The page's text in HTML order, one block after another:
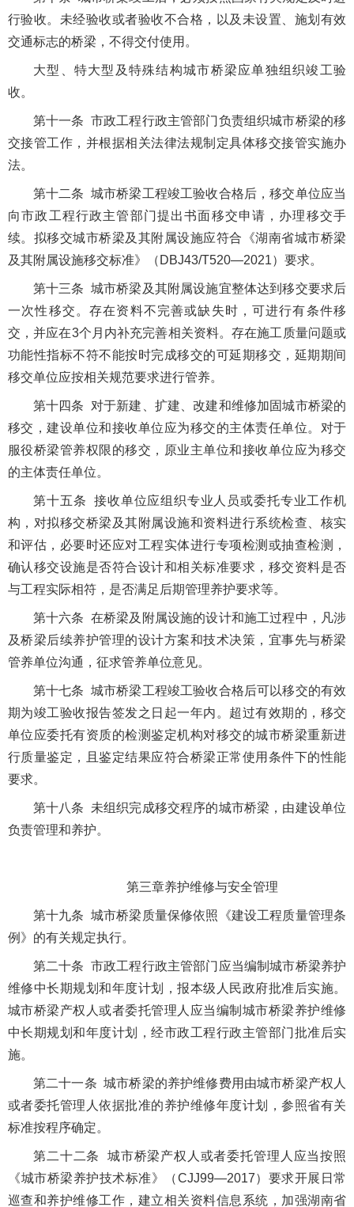
行验收。未经验收或者验收不合格，以及未设置、施划有效
交通标志的桥梁，不得交付使用。
大型、特大型及特殊结构城市桥梁应单独组织竣工验
收。
第十一条 市政工程行政主管部门负责组织城市桥梁的移
交接管工作，并根据相关法律法规制定具体移交接管实施办
法。
第十二条 城市桥梁工程竣工验收合格后，移交单位应当
向市政工程行政主管部门提出书面移交申请，办理移交手
续。拟移交城市桥梁及其附属设施应符合《湖南省城市桥梁
及其附属设施移交标准》（DBJ43/T520—2021）要求。
第十三条 城市桥梁及其附属设施宜整体达到移交要求后
一次性移交。存在资料不完善或缺失时，可进行有条件移
交，并应在3个月内补充完善相关资料。存在施工质量问题或
功能性指标不符不能按时完成移交的可延期移交，延期期间
移交单位应按相关规范要求进行管养。
第十四条 对于新建、扩建、改建和维修加固城市桥梁的
移交，建设单位和接收单位应为移交的主体责任单位。对于
服役桥梁管养权限的移交，原业主单位和接收单位应为移交
的主体责任单位。
第十五条 接收单位应组织专业人员或委托专业工作机
构，对拟移交桥梁及其附属设施和资料进行系统检查、核实
和评估，必要时还应对工程实体进行专项检测或抽查检测，
确认移交设施是否符合设计和相关标准要求，移交资料是否
与工程实际相符，是否满足后期管理养护要求等。
第十六条 在桥梁及附属设施的设计和施工过程中，凡涉
及桥梁后续养护管理的设计方案和技术决策，宜事先与桥梁
管养单位沟通，征求管养单位意见。
第十七条 城市桥梁工程竣工验收合格后可以移交的有效
期为竣工验收报告签发之日起一年内。超过有效期的，移交
单位应委托有资质的检测鉴定机构对移交的城市桥梁重新进
行质量鉴定，且鉴定结果应符合桥梁正常使用条件下的性能
要求。
第十八条 未组织完成移交程序的城市桥梁，由建设单位
负责管理和养护。
第三章养护维修与安全管理
第十九条 城市桥梁质量保修依照《建设工程质量管理条
例》的有关规定执行。
第二十条 市政工程行政主管部门应当编制城市桥梁养护
维修中长期规划和年度计划，报本级人民政府批准后实施。
城市桥梁产权人或者委托管理人应当编制城市桥梁养护维修
中长期规划和年度计划，经市政工程行政主管部门批准后实
施。
第二十一条 城市桥梁的养护维修费用由城市桥梁产权人
或者委托管理人依据批准的养护维修年度计划，参照省有关
标准按程序确定。
第二十二条 城市桥梁产权人或者委托管理人应当按照
《城市桥梁养护技术标准》（CJJ99—2017）要求开展日常
巡查和养护维修工作，建立相关资料信息系统，加强湖南省